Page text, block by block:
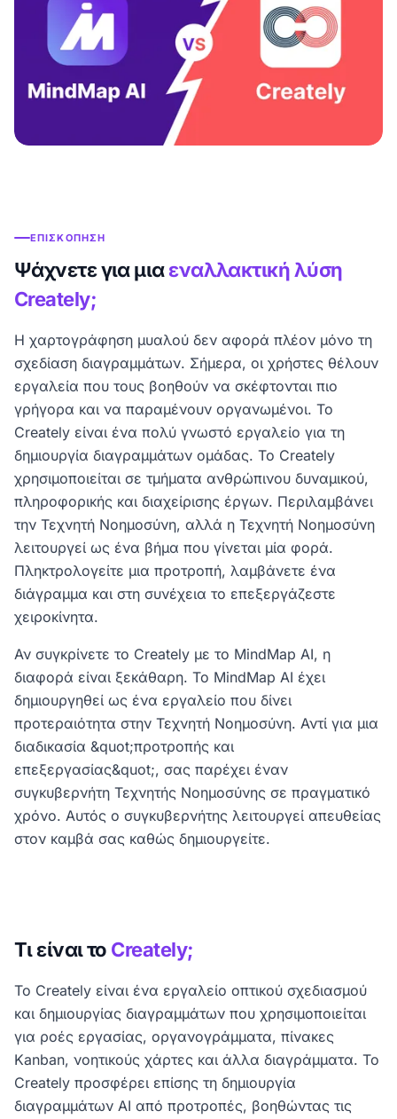
ΕΠΙΣΚΌΠΗΣΗ
Ψάχνετε για μιαεναλλακτική λύση
Creately;
Η χαρτογράφηση μυαλού δεν αφορά πλέον μόνο τη
σχεδίαση διαγραμμάτων. Σήμερα, οι χρήστες θέλουν
εργαλεία που τους βοηθούν να σκέφτονται πιο
γρήγορα και να παραμένουν οργανωμένοι. Το
Creately είναι ένα πολύ γνωστό εργαλείο για τη
δημιουργία διαγραμμάτων ομάδας. Το Creately
χρησιμοποιείται σε τμήματα ανθρώπινου δυναμικού,
πληροφορικής και διαχείρισης έργων. Περιλαμβάνει
την Τεχνητή Νοημοσύνη, αλλά η Τεχνητή Νοημοσύνη
λειτουργεί ως ένα βήμα που γίνεται μία φορά.
Πληκτρολογείτε μια προτροπή, λαμβάνετε ένα
διάγραμμα και στη συνέχεια το επεξεργάζεστε
χειροκίνητα.
Αν συγκρίνετε το Creately με το MindMap AI, η
διαφορά είναι ξεκάθαρη. Το MindMap AI έχει
δημιουργηθεί ως ένα εργαλείο που δίνει
προτεραιότητα στην Τεχνητή Νοημοσύνη. Αντί για μια
διαδικασία &quot;προτροπής και
επεξεργασίας&quot;, σας παρέχει έναν
συγκυβερνήτη Τεχνητής Νοημοσύνης σε πραγματικό
χρόνο. Αυτός ο συγκυβερνήτης λειτουργεί απευθείας
στον καμβά σας καθώς δημιουργείτε.
Τι είναι το Creately;
Το Creately είναι ένα εργαλείο οπτικού σχεδιασμού
και δημιουργίας διαγραμμάτων που χρησιμοποιείται
για ροές εργασίας, οργανογράμματα, πίνακες
Kanban, νοητικούς χάρτες και άλλα διαγράμματα. Το
Creately προσφέρει επίσης τη δημιουργία
διαγραμμάτων AI από προτροπές, βοηθώντας τις